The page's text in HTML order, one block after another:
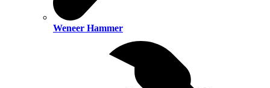
Weneer Hammer